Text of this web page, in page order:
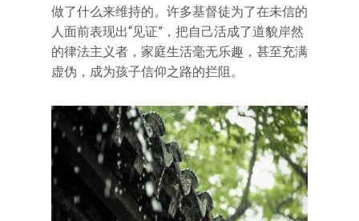
做了什么来维持的。许多基督徒为了在未信的
人面前表现出“见证”，把自己活成了道貌岸然
的律法主义者，家庭生活毫无乐趣，甚至充满
虚伪，成为孩子信仰之路的拦阻。